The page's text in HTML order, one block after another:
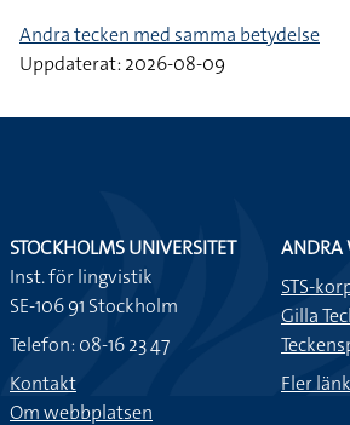
Andra tecken med samma betydelse
Uppdaterat: 2026-08-09
STOCKHOLMS UNIVERSITET
Inst. för lingvistik
SE-106 91 Stockholm
Telefon: 08-16 23 47
Kontakt
Om webbplatsen
ANDRA
STS-
Gilla
Fler